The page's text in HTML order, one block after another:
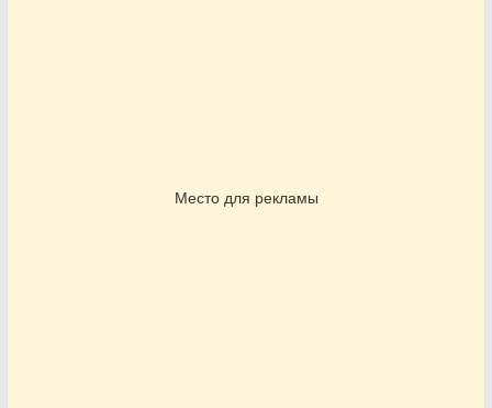
Место для рекламы